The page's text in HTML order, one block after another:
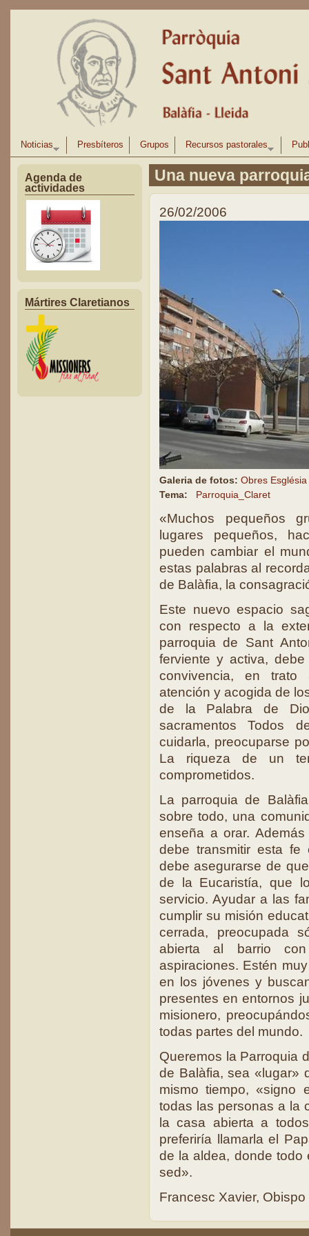
Pasar al contenido principal
Noticias Presbíteros Grupos Recursos pastorales
Agenda de
actividades
Mártires Claretianos
Una nueva
26/02/2006
Galeria de fotos: Obres Església
Tema:
Parroquia_Claret
«Muchos pequeños
lugares pequeños,
pueden cambiar el
estas palabras al
de Balàfia, la
Este nuevo espacio
con respecto a la
parroquia de Sant
ferviente y activa,
convivencia, en
atención y acogida de
de la Palabra de
sacramentos Todos
cuidarla, preocuparse
La riqueza de un
comprometidos.
La parroquia de
sobre todo, una
enseña a orar.
debe transmitir esta fe
debe asegurarse de
de la Eucaristía, que
servicio. Ayudar a las
cumplir su misión
cerrada, preocupada
abierta al barrio
aspiraciones. Estén
en los jóvenes y
presentes en entornos
misionero,
todas partes del mundo.
Queremos la Parroquia
de Balàfia, sea «lugar»
mismo tiempo, «signo
todas las personas a la
la casa abierta a
preferiría llamarla el
de la aldea, donde todo
sed».
Francesc Xavier,